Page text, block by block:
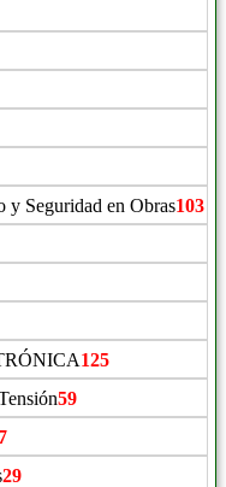
y Seguridad en Obras103
125
59
29